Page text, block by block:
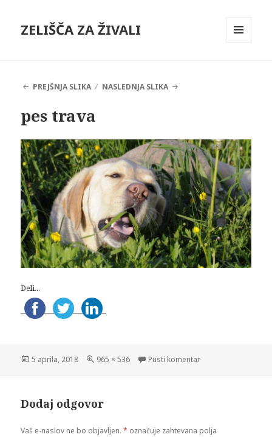
ZELIŠČA ZA ŽIVALI
PREJŠNJA SLIKA
NASLEDNJA SLIKA
pes trava
Deli...
Objavljeno
5 aprila, 2018
Polna
965 × 536 Pusti komentarna pes trava
Dodaj odgovor
Vaš e-naslov ne bo objavljen. * označuje zahtevana polja